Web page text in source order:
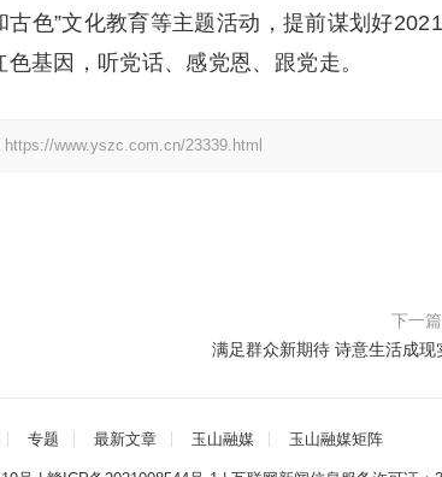
古色”文化教育等主题活动，提前谋划好2021
基因，听党话、感党恩、跟党走。
https://www.yszc.com.cn/23339.html
下一篇
满足群众新期待 诗意生活成现
专题 最新文章 玉山融媒 玉山融媒矩阵